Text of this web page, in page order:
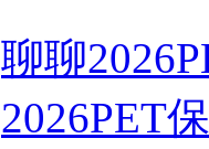
聊聊
2026PET